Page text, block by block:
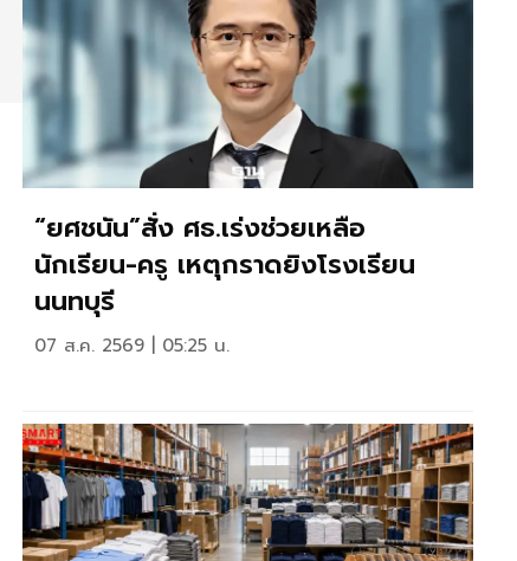
“ยศชนัน”สั่ง ศธ.เร่งช่วยเหลือ
นักเรียน-ครู เหตุกราดยิงโรงเรียน
นนทบุรี
07 ส.ค. 2569 | 05:25 น.